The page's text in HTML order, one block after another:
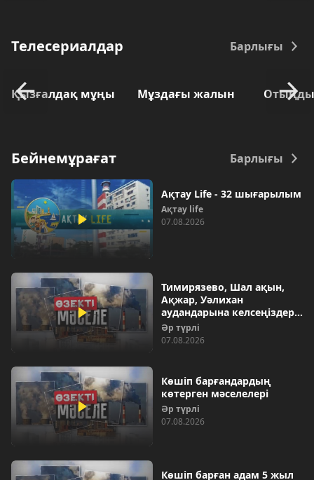
Телесериалдар Барлығы
Қызғалдақ мұңы Мұздағы жалын
Бейнемұрағат Барлығы
Ақтау Life - 32 шығарылым
Ақтау life
07.08.2026
Тимирязево, Шал ақын,
Ақжар, Уәлихан
аудандарына келсеңіздер…
Әр түрлі
07.08.2026
Көшіп барғандардың
көтерген мәселелері
Әр түрлі
07.08.2026
Көшіп барған адам 5 жыл